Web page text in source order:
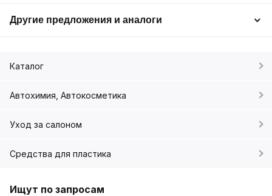
Другие предложения и аналоги
Каталог
Автохимия, Автокосметика
Уход за салоном
Средства для пластика
Ищут по запросам